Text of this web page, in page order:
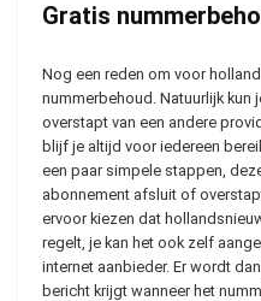
Gratis
Nog een reden om voor
nummerbehoud. Natuurlijk kun
overstapt van een andere
blijf je altijd voor iedereen
een paar simpele stappen,
abonnement afsluit of
ervoor kiezen dat
regelt, je kan het ook zelf
internet aanbieder. Er wordt
bericht krijgt wanneer het